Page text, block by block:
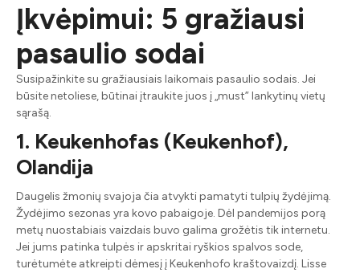
Įkvėpimui: 5 gražiausi
pasaulio sodai
Susipažinkite su gražiausiais laikomais pasaulio sodais. Jei
būsite netoliese, būtinai įtraukite juos į „must” lankytinų vietų
sąrašą.
1. Keukenhofas (Keukenhof),
Olandija
Daugelis žmonių svajoja čia atvykti pamatyti tulpių žydėjimą.
Žydėjimo sezonas yra kovo pabaigoje. Dėl pandemijos porą
metų nuostabiais vaizdais buvo galima grožėtis tik internetu.
Jei jums patinka tulpės ir apskritai ryškios spalvos sode,
turėtumėte atkreipti dėmesį į Keukenhofo kraštovaizdį. Lisse